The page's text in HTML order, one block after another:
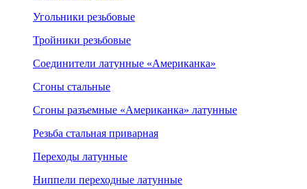
Угольники резьбовые
Тройники резьбовые
Соединители латунные «Американка»
Сгоны стальные
Сгоны разъемные «Американка» латунные
Резьба стальная приварная
Переходы латунные
Ниппели переходные латунные